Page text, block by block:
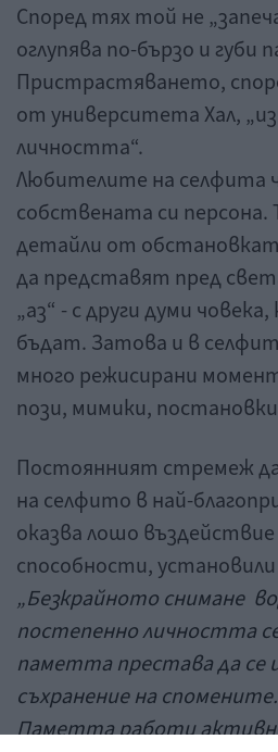
Според тях той не
оглупява по-бързо и губи
Пристрастяването,
от университета Хал,
личността“.
Любителите на селфита
собствената си персона.
детайли от
да представят пред
„аз“ - с други думи
бъдат. Затова и в
много режисирани
пози, мимики,
Постоянният стремеж
на селфито в най-
оказва лошо
способности,
„Безкрайното снимане
постепенно личността
паметта престава да се
съхранение на спомените.
Паметта работи